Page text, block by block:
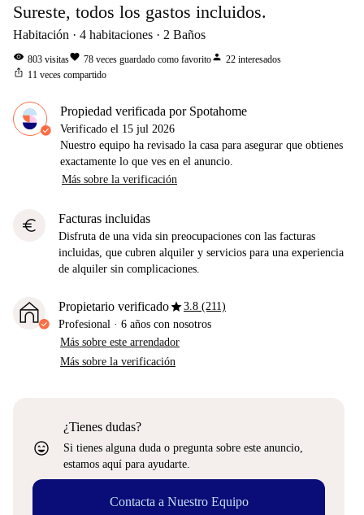
Sureste, todos los gastos incluidos.
Habitación 4 habitaciones 2 Baños
visibility 803 visitasfavorite 78 veces guardado como favoritoperson 22 interesados
ios_share 11 veces compartido
Propiedad verificada por Spotahome
Verificado el 15 jul 2026
Nuestro equipo ha revisado la casa para asegurar que obtienes
exactamente lo que ves en el anuncio.
Más sobre la verificación
euro Facturas incluidas
Disfruta de una vida sin preocupaciones con las facturas
incluidas, que cubren alquiler y servicios para una experiencia
de alquiler sin complicaciones.
Propietario verificadostar3.8 (211)
Profesional · 6 años con nosotros
Más sobre este arrendador
Más sobre la verificación
sentiment_very_satisfied
¿Tienes dudas?
Si tienes alguna duda o pregunta sobre este anuncio,
estamos aquí para ayudarte.
Contacta a Nuestro Equipo